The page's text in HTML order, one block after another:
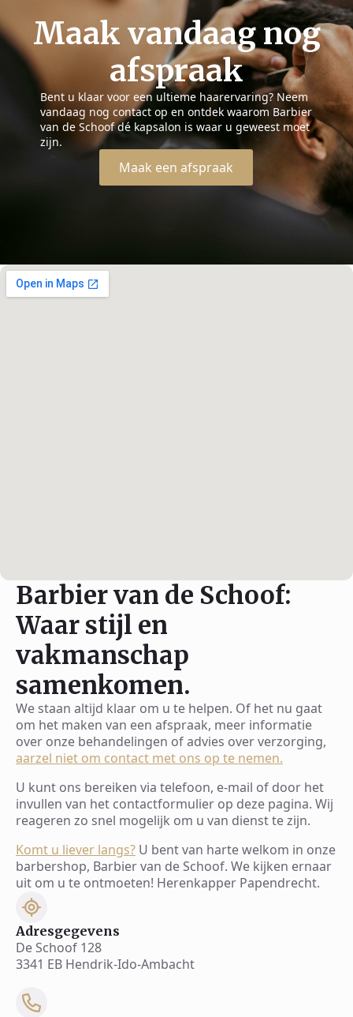
Maak vandaag nog
afspraak
Bent u klaar voor een ultieme haarervaring? Neem
vandaag nog contact op en ontdek waarom Barbier
van de Schoof dé kapsalon is waar u geweest moet
zijn.
Maak een afspraak
Barbier van de Schoof:
Waar stijl en
vakmanschap
samenkomen.
We staan altijd klaar om u te helpen. Of het nu gaat
om het maken van een afspraak, meer informatie
over onze behandelingen of advies over verzorging,
aarzel niet om contact met ons op te nemen.
U kunt ons bereiken via telefoon, e-mail of door het
invullen van het contactformulier op deze pagina. Wij
reageren zo snel mogelijk om u van dienst te zijn.
Komt u liever langs? U bent van harte welkom in onze
barbershop, Barbier van de Schoof. We kijken ernaar
uit om u te ontmoeten! Herenkapper Papendrecht.
Adresgegevens
De Schoof 128
3341 EB Hendrik-Ido-Ambacht